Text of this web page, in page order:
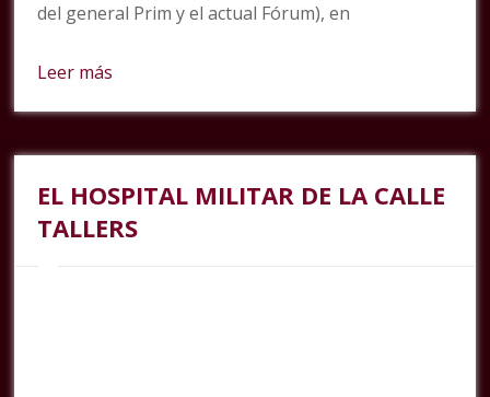
del general Prim y el actual Fórum), en
Leer más
EL HOSPITAL MILITAR DE LA CALLE
TALLERS